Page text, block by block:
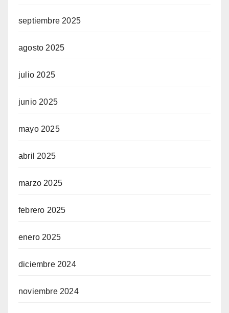
septiembre 2025
agosto 2025
julio 2025
junio 2025
mayo 2025
abril 2025
marzo 2025
febrero 2025
enero 2025
diciembre 2024
noviembre 2024